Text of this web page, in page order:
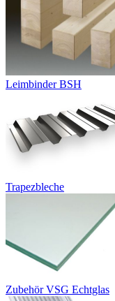
Leimbinder BSH
Trapezbleche
Zubehör VSG Echtglas